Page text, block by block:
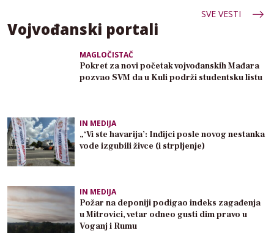
SVE VESTI
Vojvođanski portali
MAGLOČISTAČ
Pokret za novi početak vojvođanskih Mađara
pozvao SVM da u Kuli podrži studentsku listu
IN MEDIJA
„‘Vi ste havarija’: Inđijci posle novog nestanka
vode izgubili živce (i strpljenje)
IN MEDIJA
Požar na deponiji podigao indeks zagađenja
u Mitrovici, vetar odneo gusti dim pravo u
Voganj i Rumu